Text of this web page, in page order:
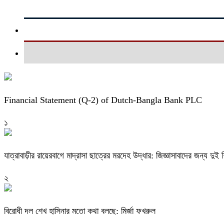
Financial Statement (Q-2) of Dutch-Bangla Bank PLC
১
যাত্রাবাড়ীর রায়েরবাগে মাদ্রাসা ছাত্রের মরদেহ উদ্ধার: জিজ্ঞাসাবাদের জন্য
২
বিরোধী দল শেখ হাসিনার মতো কথা বলছে: মির্জা ফখরুল